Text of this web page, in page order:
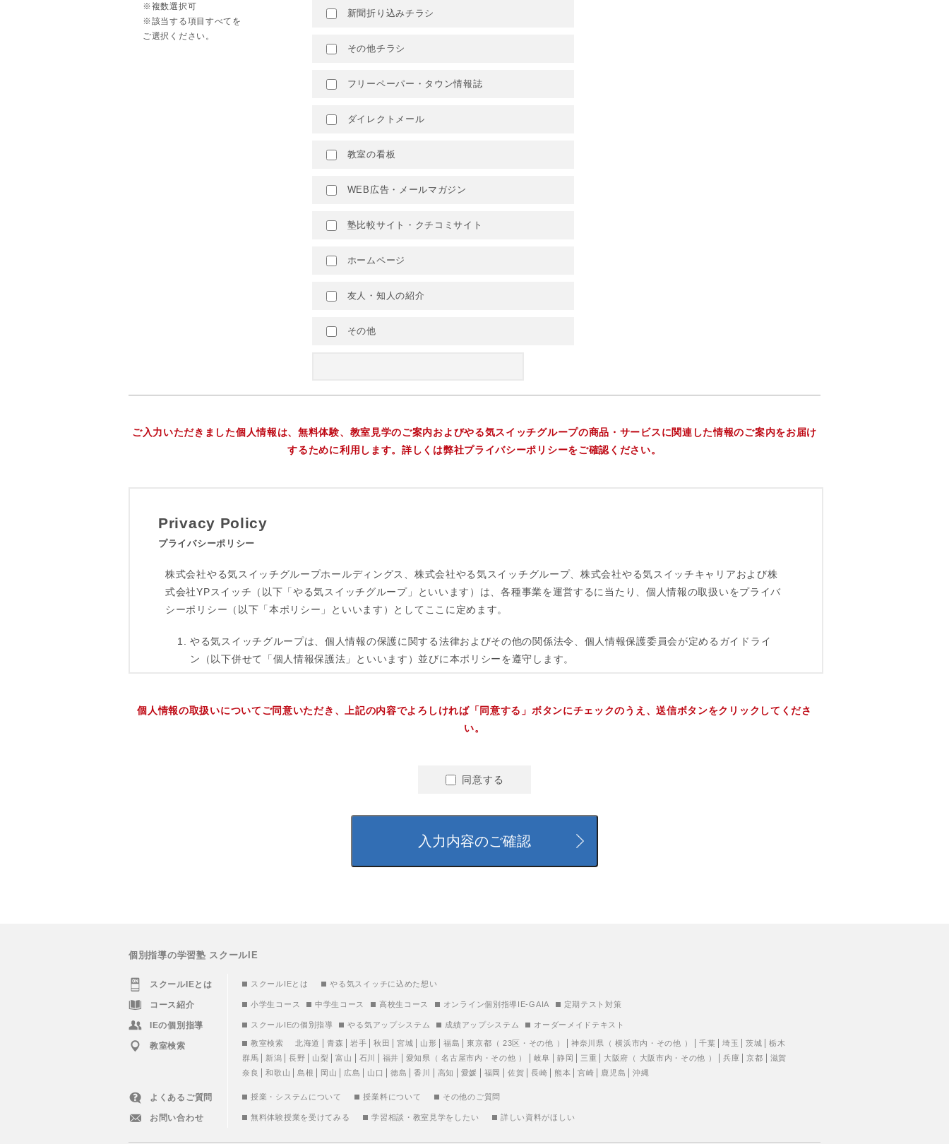
※複数選択可
※該当する項目すべてを
ご選択ください。
新聞折り込みチラシ
その他チラシ
フリーペーパー・タウン情報誌
ダイレクトメール
教室の看板
WEB広告・メールマガジン
塾比較サイト・クチコミサイト
ホームページ
友人・知人の紹介
その他
ご入力いただきました個人情報は、無料体験、教室見学のご案内およびやる気スイッチグループの商品・サービスに関連した情報のご案内をお届け
するために利用します。詳しくは弊社プライバシーポリシーをご確認ください。
個人情報の取扱いについてご同意いただき、上記の内容でよろしければ「同意する」ボタンにチェックのうえ、送信ボタンをクリックしてくださ
い。
同意する
個別指導の学習塾 スクールIE
スクールIEとは スクールIEとは やる気スイッチに込めた想い
コース紹介 小学生コース 中学生コース 高校生コース オンライン個別指導IE-GAIA 定期テスト対策
IEの個別指導 スクールIEの個別指導 やる気アップシステム 成績アップシステム オーダーメイドテキスト
教室検索 教室検索 北海道 青森 岩手 秋田 宮城 山形 福島 東京都 （ 23区 ・ その他 ） 神奈川県 （横浜市内 ・ その他 ） 千葉 埼玉 茨城
栃木
群馬
新潟 長野 山梨 富山 石川 福井 愛知県 （名古屋市内 ・ その他 ） 岐阜 静岡 三重 大阪府 （ 大阪市内 ・ その他 ） 兵庫 京都
滋賀
奈良
和歌山 島根 岡山 広島 山口 徳島 香川 高知 愛媛 福岡 佐賀 長崎 熊本 宮崎 鹿児島 沖縄
よくあるご質問 授業・システムについて 授業料について その他のご質問
お問い合わせ 無料体験授業を受けてみる 学習相談・教室見学をしたい 詳しい資料がほしい